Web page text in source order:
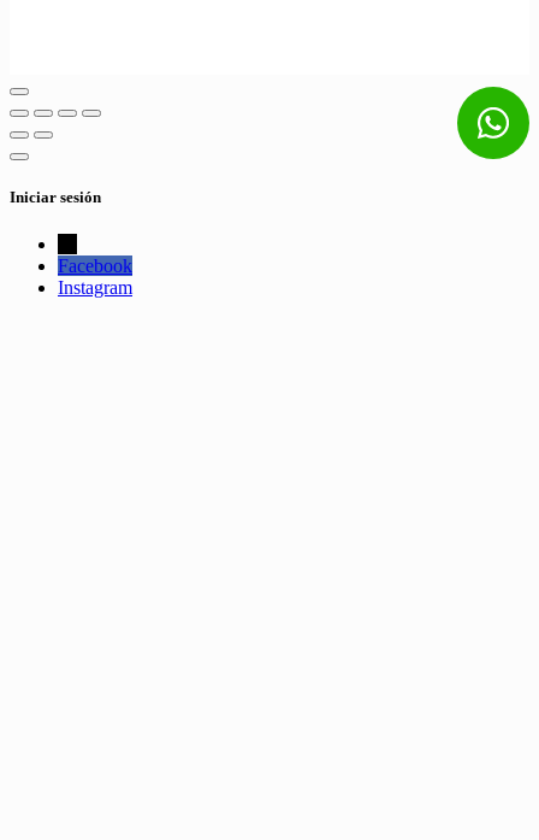
Iniciar sesión
Facebook
Instagram